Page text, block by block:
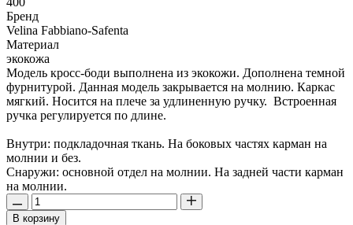
Бренд
Velina Fabbiano-Safenta
Материал
экокожа
Модель кросс-боди выполнена из экокожи. Дополнена темной
фурнитурой. Данная модель закрывается на молнию. Каркас
мягкий. Носится на плече за удлиненную ручку. Встроенная
ручка регулируется по длине.
Внутри: подкладочная ткань. На боковых частях карман на
молнии и без.
Снаружи: основной отдел на молнии. На задней части карман
на молнии.
В корзину